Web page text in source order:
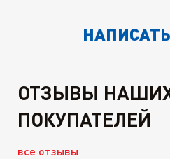
ОТЗЫВЫ
ПОКУПАТЕЛЕЙ
все отзывы